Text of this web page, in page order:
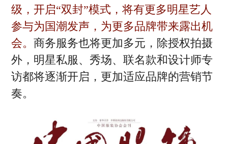
级，开启“双封”模式，将有更多明星艺人
参与为国潮发声，为更多品牌带来露出机
会。商务服务也将更加多元，除授权拍摄
外，明星私服、秀场、联名款和设计师专
访都将逐渐开启，更加适应品牌的营销节
奏。